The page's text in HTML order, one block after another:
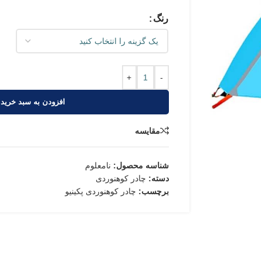
رنگ
-
+
افزودن به سبد خرید
مقایسه
شناسه محصول: نامعلوم
دسته: چادر کوهنوردی
برچسب: چادر کوهنوردی پکینیو